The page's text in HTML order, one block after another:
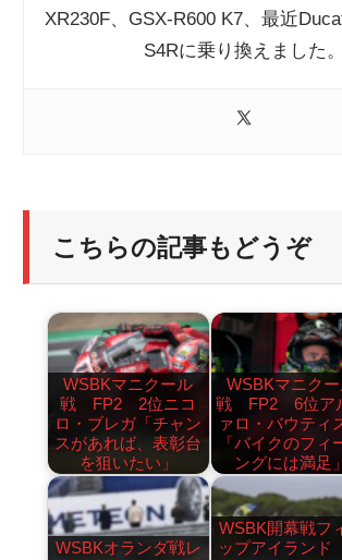
XR230F、GSX-R600 K7、最近
S4Rに乗り換えました。
こちらの記事もどうぞ
WSBKマニクール
戦 FP2 2位ニコ
ロ・ブレガ「チャン
スがあれば、表彰台
を狙いたい」
WSBKマニク
戦 FP2 6位ア
ァロ・バウティ
「バイクのフィ
ングには満足」
WSBKオランダ戦レ
WSBK開幕戦フ
ップアイラン